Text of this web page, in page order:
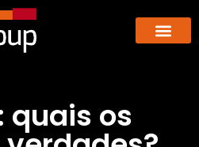
quais os